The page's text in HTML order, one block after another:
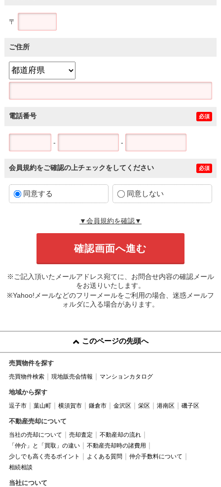
〒
ご住所
電話番号 必須
- -
会員規約をご確認の上チェックをしてください 必須
同意する 同意しない
▼会員規約を確認▼
※ご記入頂いたメールアドレス宛てに、お問合せ内容の確認メール
をお送りいたします。
※Yahoo!メールなどのフリーメールをご利用の場合、迷惑メールフ
ォルダに入る場合があります。
このページの先頭へ
売買物件を探す
売買物件検索 現地販売会情報 マンションカタログ
地域から探す
逗子市 葉山町 横須賀市 鎌倉市 金沢区 栄区 港南区 磯子区
不動産売却について
当社の売却について 売却査定
不動産却の流れ
「仲介」と「買取」の違い
不動産売却時の諸費用
少しでも高く売るポイント
よくある質問
仲介手数料について
相続相談
当社について